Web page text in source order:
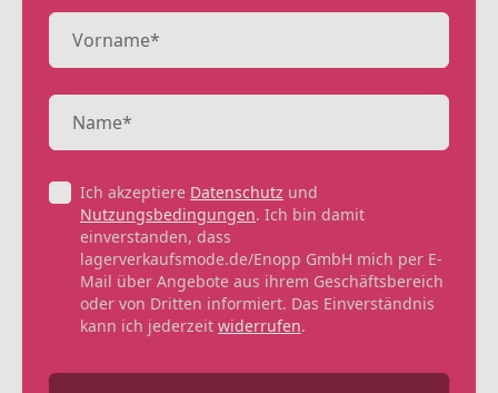
Ich akzeptiere Datenschutz und
Nutzungsbedingungen. Ich bin damit
einverstanden, dass
lagerverkaufsmode.de/Enopp GmbH mich per E-
Mail über Angebote aus ihrem Geschäftsbereich
oder von Dritten informiert. Das Einverständnis
kann ich jederzeit widerrufen.